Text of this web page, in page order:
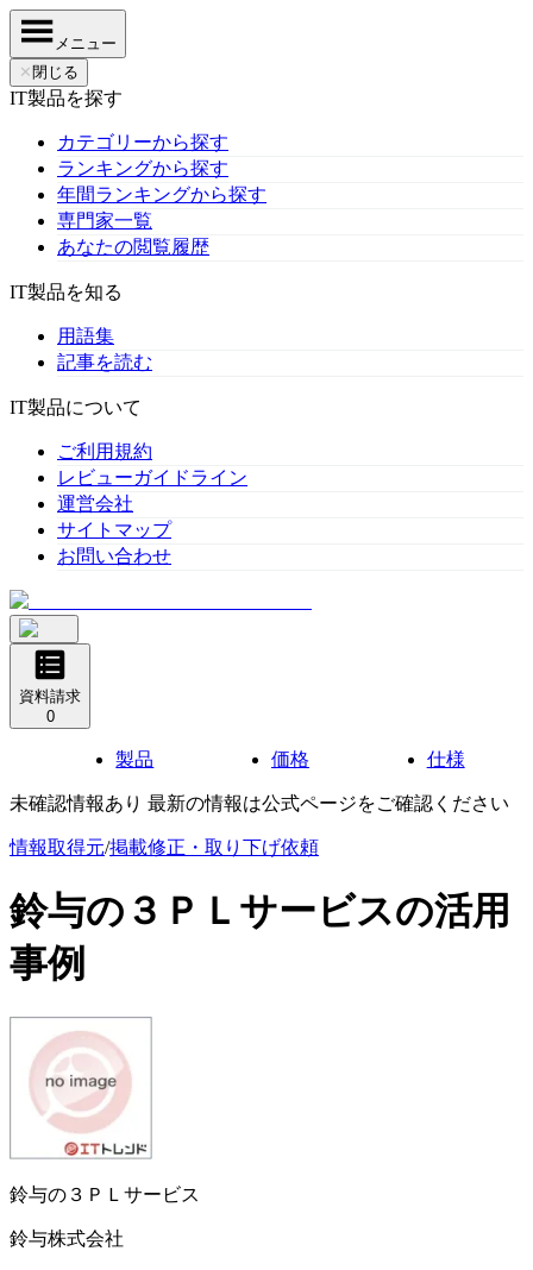
メニュー
✕ 閉じる
IT製品を探す
カテゴリーから探す
ランキングから探す
年間ランキングから探す
専門家一覧
あなたの閲覧履歴
IT製品を知る
用語集
記事を読む
IT製品について
ご利用規約
レビューガイドライン
運営会社
サイトマップ
お問い合わせ
資料請求
0
製品 価格 仕様
未確認情報あり 最新の情報は公式ページをご確認ください
情報取得元/掲載修正・取り下げ依頼
鈴与の３ＰＬサービスの活用
事例
鈴与の３ＰＬサービス
鈴与株式会社